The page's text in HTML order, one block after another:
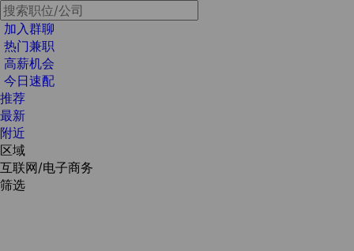
加入群聊
热门兼职
高薪机会
今日速配
推荐
最新
附近
区域
互联网/电子商务
筛选